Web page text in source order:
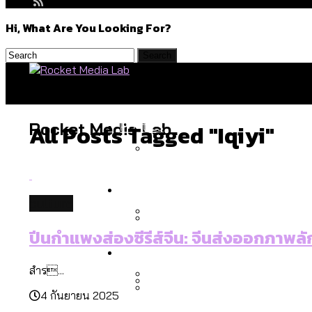
Hi, What Are You Looking For?
Rocket Media Lab
Politics
เมื่อแยกท่องเที่ยวออกจากกี
สำรวจเหตุไฟไหม้ในกรุงเ
Culture
All Posts Tagged "iqiyi"
ปีนกำแพงส่องซีรีส์จีน: จีนส่งออกภาพ
สำร...
4 กันยายน 2025